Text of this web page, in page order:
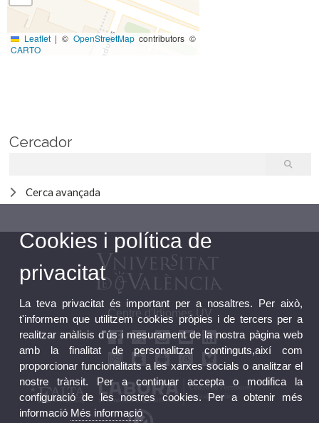
Leaflet | © OpenStreetMapcontributors ©
CARTO
Cercador
Cerca avançada
Centre d'Idiomes UV
Cookies i política de
privacitat
La teva privacitat és important per a nosaltres. Per això,
t'informem que utilitzem cookies pròpies i de tercers per a
realitzar anàlisis d'ús i mesurament de la nostra pàgina web
amb la finalitat de personalitzar continguts,així com
proporcionar funcionalitats a les xarxes socials o analitzar el
nostre trànsit. Per a continuar accepta o modifica la
configuració de les nostres cookies. Per a obtenir més
informació Més informació